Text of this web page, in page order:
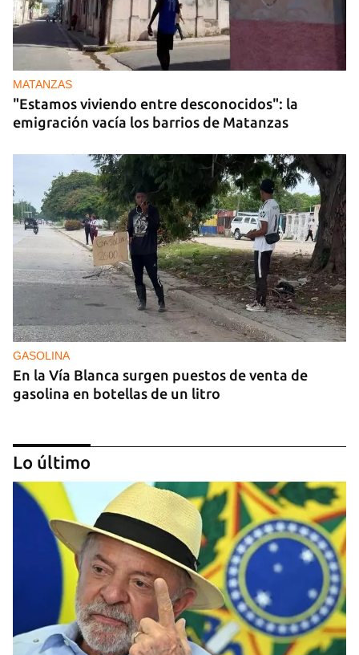
MATANZAS
"Estamos viviendo entre desconocidos": la
emigración vacía los barrios de Matanzas
GASOLINA
En la Vía Blanca surgen puestos de venta de
gasolina en botellas de un litro
DONACIONES
China entrega otros 5.000 sistemas fotovoltaicos
Lo último